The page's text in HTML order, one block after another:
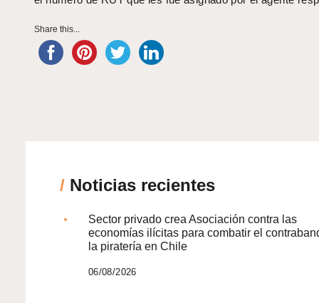
Share this...
/ Noticias recientes
Sector privado crea Asociación contra las
economías ilícitas para combatir el
la piratería en Chile
06/08/2026